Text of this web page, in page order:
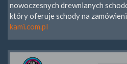
nowoczesnych drewnianych
który oferuje schody na
kami.com.pl